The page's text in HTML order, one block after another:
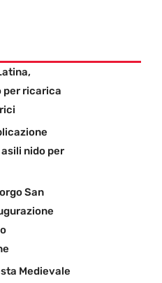
per ricarica
nido per
San
Medievale